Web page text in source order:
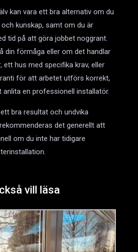
kan vara ett bra alternativ om du
kunskap, samt om du är
tid på att göra jobbet noggrant.
din förmåga eller om det handlar
hus med specifika krav, eller
för att arbetet utförs korrekt,
en professionell installatör.
bra resultat och undvika
det generellt att
om du inte har tidigare
vill läsa